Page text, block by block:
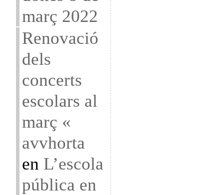
març 2022
Renovació
dels
concerts
escolars al
març «
avvhorta
en L’escola
pública en